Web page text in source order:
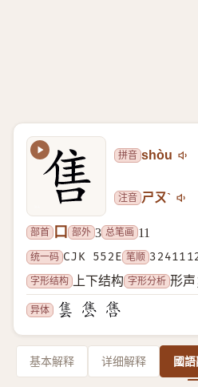
拼音 shòu
注音 ㄕㄡˋ
部首 口 部外 3 总笔画 11
统一码 CJK 552E 笔顺
字形结构
上下结构 字形分析 形声
异体
基本解释 详细解释 國